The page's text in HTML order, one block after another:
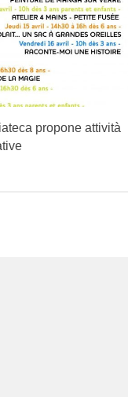
propone attività